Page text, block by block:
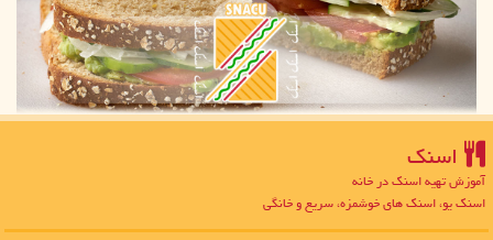
اسنك
آموزش تهیه اسنک در خانه
اسنک یو، اسنک های خوشمزه، سریع و خانگی